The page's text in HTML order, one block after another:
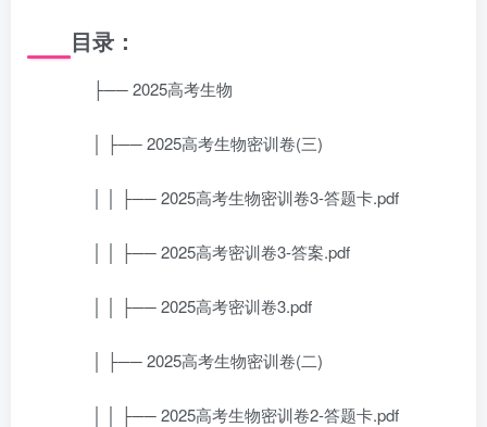
目录：
├── 2025高考生物
│ ├── 2025高考生物密训卷(三)
│ │ ├── 2025高考生物密训卷3-答题卡.pdf
│ │ ├── 2025高考密训卷3-答案.pdf
│ │ ├── 2025高考密训卷3.pdf
│ ├── 2025高考生物密训卷(二)
│ │ ├── 2025高考生物密训卷2-答题卡.pdf